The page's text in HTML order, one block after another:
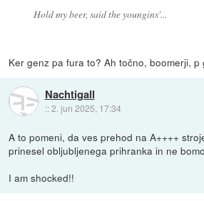
Hold my beer, said the youngins'...
Ker genz pa fura to? Ah točno, boomerji, p
Nachtigall
::2. jun 2025, 17:34
A to pomeni, da ves prehod na A++++
prinesel obljubljenega prihranka in ne
I am shocked!!